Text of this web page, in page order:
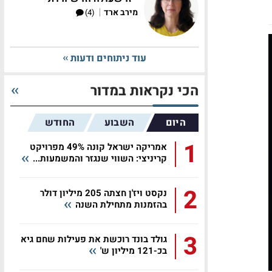
מירב ארד |
(4)
עוד ניתוחים ודעות
הכי נקראות במדור
היום השבוע החודש
1
אמריקה ישראל קונה 49% מפרויקט
קריניצי: השווי שנגזר והמשמעות...
2
נקסט ויז'ן חצתה 205 מיליון דולר
בהזמנות מתחילת השנה
3
גולד בונד רוכשת את פעילות שחם גיא
בכ-121 מיליון ש'